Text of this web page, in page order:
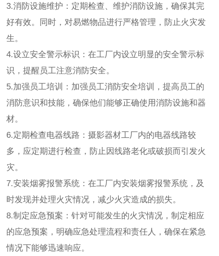
3.消防设施维护：定期检查、维护消防设施，确保其完
好有效。同时，对易燃物品进行严格管理，防止火灾发
生。
4.设立安全警示标识：在工厂内设立明显的安全警示标
识，提醒员工注意消防安全。
5.加强员工培训：加强员工消防安全培训，提高员工的
消防意识和技能，确保他们能够正确使用消防设施和器
材。
6.定期检查电器线路：摄影器材工厂内的电器线路较
多，应定期进行检查，防止因线路老化或破损而引发火
灾。
7.安装烟雾报警系统：在工厂内安装烟雾报警系统，及
时发现并处理火灾情况，减少火灾造成的损失。
8.制定应急预案：针对可能发生的火灾情况，制定相应
的应急预案，明确应急处理流程和责任人，确保在紧急
情况下能够迅速响应。